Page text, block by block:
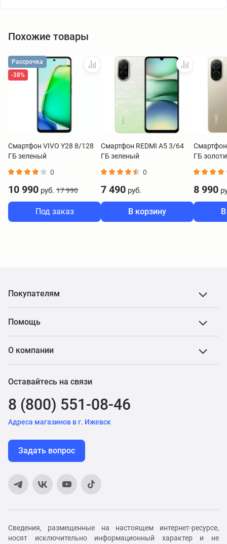
Похожие товары
Рассрочка
-38%
Смартфон VIVO Y28 8/128
ГБ зеленый
0
10 990 руб. 17 990
Под заказ
Смартфон REDMI A5 3/64
ГБ зеленый
0
7 490 руб.
В корзину
ГБ
8 990
Покупателям
Помощь
О компании
Оставайтесь на связи
8 (800) 551-08-46
Адреса магазинов в г. Ижевск
Задать вопрос
Сведения, размещенные на настоящем интернет-ресурсе,
носят исключительно информационный характер и не